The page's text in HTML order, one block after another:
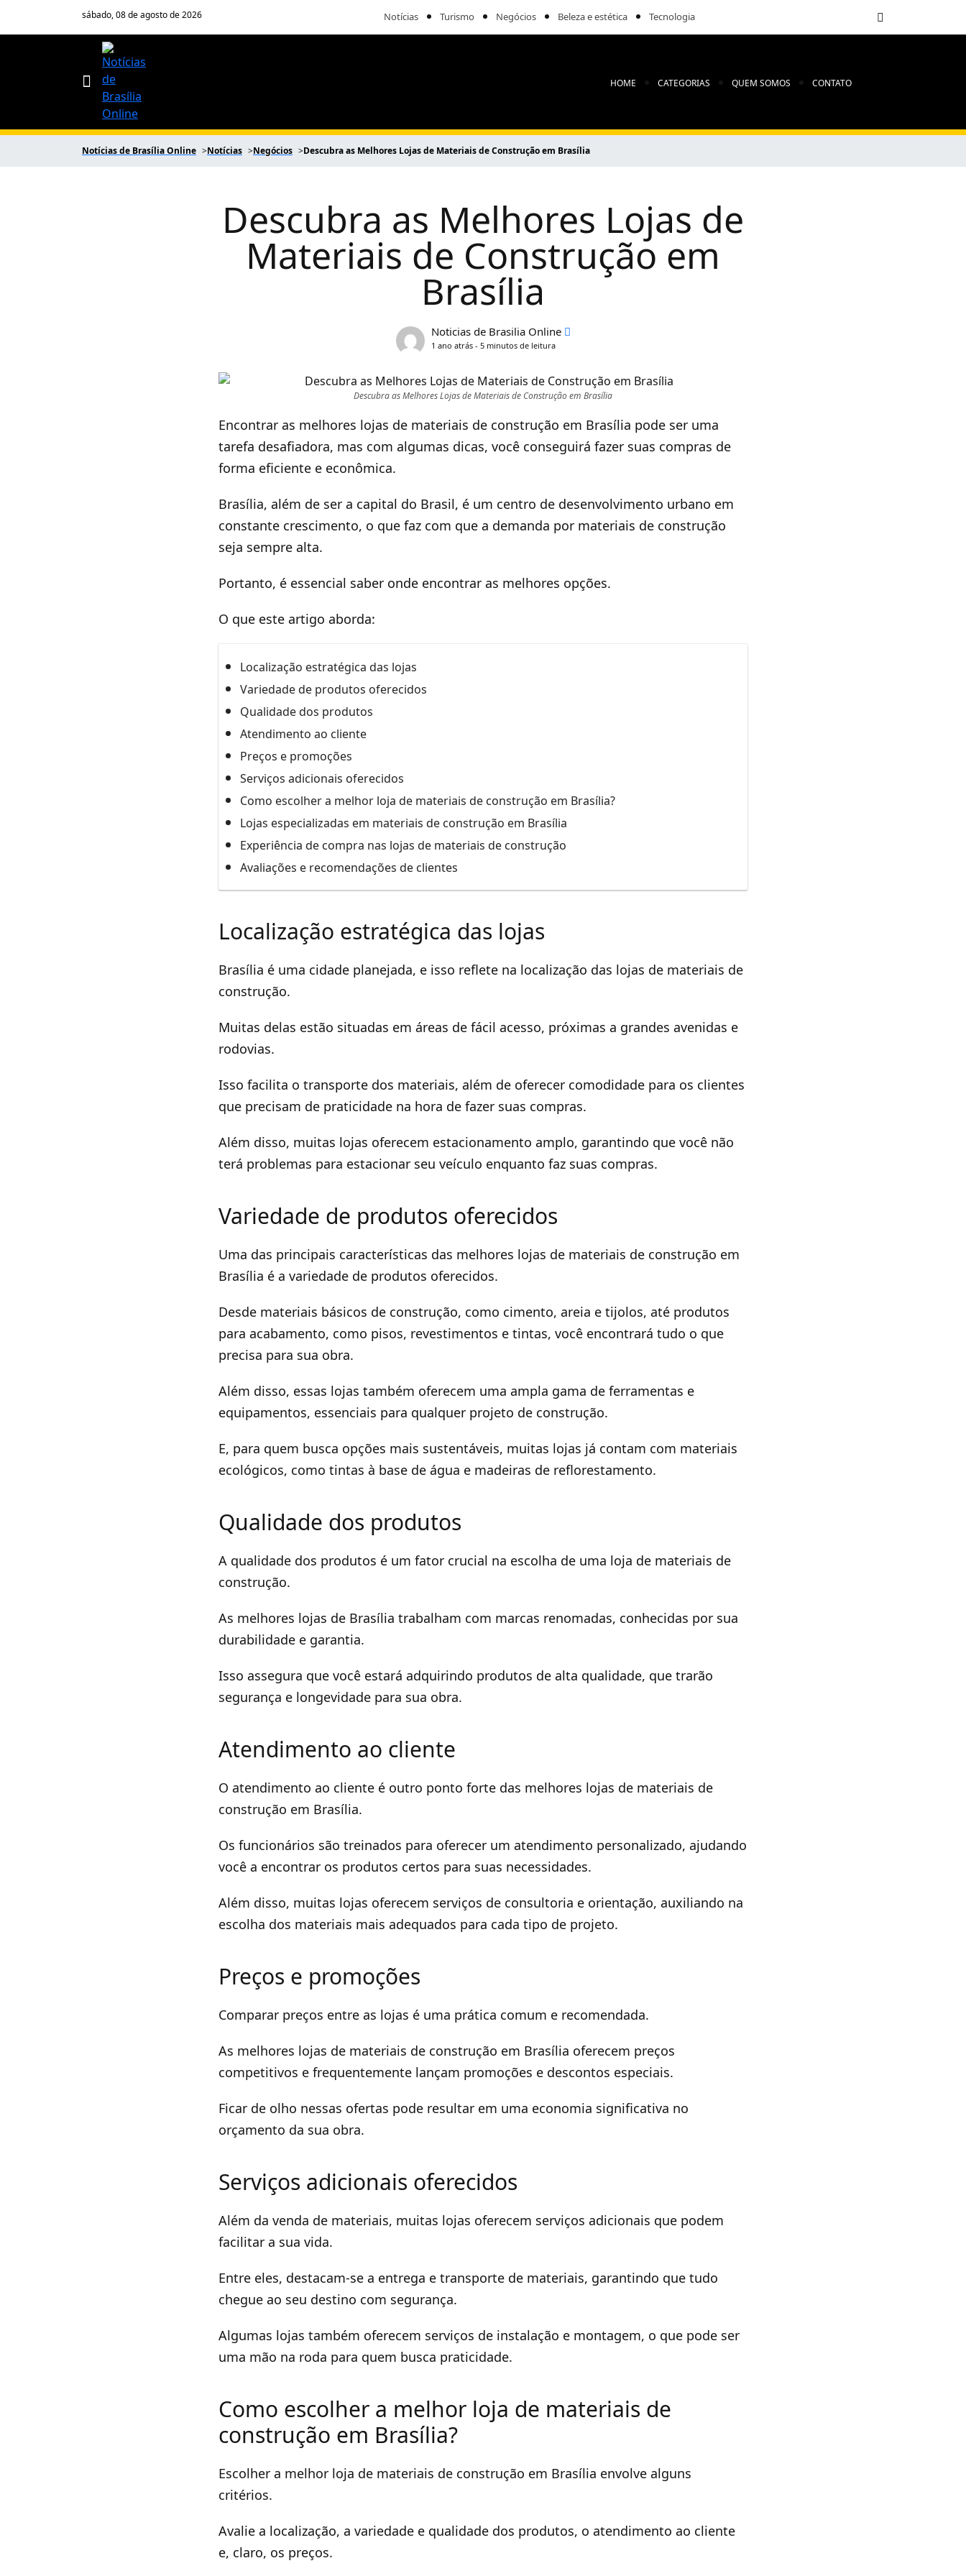
sábado, 08 de agosto de 2026 Notícias Turismo Negócios Beleza e estética Tecnologia
HOME CATEGORIAS QUEM SOMOS CONTATO
Notícias de Brasília Online Notícias Negócios Descubra as Melhores Lojas de Materiais de Construção em Brasília
Descubra as Melhores Lojas de
Materiais de Construção em
Brasília
Noticias de Brasilia Online
1 ano atrás - 5 minutos de leitura
Descubra as Melhores Lojas de Materiais de Construção em Brasília
Encontrar as melhores lojas de materiais de construção em Brasília pode ser uma
tarefa desafiadora, mas com algumas dicas, você conseguirá fazer suas compras de
forma eficiente e econômica.
Brasília, além de ser a capital do Brasil, é um centro de desenvolvimento urbano em
constante crescimento, o que faz com que a demanda por materiais de construção
seja sempre alta.
Portanto, é essencial saber onde encontrar as melhores opções.
O que este artigo aborda:
Localização estratégica das lojas
Variedade de produtos oferecidos
Qualidade dos produtos
Atendimento ao cliente
Preços e promoções
Serviços adicionais oferecidos
Como escolher a melhor loja de materiais de construção em Brasília?
Lojas especializadas em materiais de construção em Brasília
Experiência de compra nas lojas de materiais de construção
Avaliações e recomendações de clientes
Localização estratégica das lojas
Brasília é uma cidade planejada, e isso reflete na localização das lojas de materiais de
construção.
Muitas delas estão situadas em áreas de fácil acesso, próximas a grandes avenidas e
rodovias.
Isso facilita o transporte dos materiais, além de oferecer comodidade para os clientes
que precisam de praticidade na hora de fazer suas compras.
Além disso, muitas lojas oferecem estacionamento amplo, garantindo que você não
terá problemas para estacionar seu veículo enquanto faz suas compras.
Variedade de produtos oferecidos
Uma das principais características das melhores lojas de materiais de construção em
Brasília é a variedade de produtos oferecidos.
Desde materiais básicos de construção, como cimento, areia e tijolos, até produtos
para acabamento, como pisos, revestimentos e tintas, você encontrará tudo o que
precisa para sua obra.
Além disso, essas lojas também oferecem uma ampla gama de ferramentas e
equipamentos, essenciais para qualquer projeto de construção.
E, para quem busca opções mais sustentáveis, muitas lojas já contam com materiais
ecológicos, como tintas à base de água e madeiras de reflorestamento.
Qualidade dos produtos
A qualidade dos produtos é um fator crucial na escolha de uma loja de materiais de
construção.
As melhores lojas de Brasília trabalham com marcas renomadas, conhecidas por sua
durabilidade e garantia.
Isso assegura que você estará adquirindo produtos de alta qualidade, que trarão
segurança e longevidade para sua obra.
Atendimento ao cliente
O atendimento ao cliente é outro ponto forte das melhores lojas de materiais de
construção em Brasília.
Os funcionários são treinados para oferecer um atendimento personalizado, ajudando
você a encontrar os produtos certos para suas necessidades.
Além disso, muitas lojas oferecem serviços de consultoria e orientação, auxiliando na
escolha dos materiais mais adequados para cada tipo de projeto.
Preços e promoções
Comparar preços entre as lojas é uma prática comum e recomendada.
As melhores lojas de materiais de construção em Brasília oferecem preços
competitivos e frequentemente lançam promoções e descontos especiais.
Ficar de olho nessas ofertas pode resultar em uma economia significativa no
orçamento da sua obra.
Serviços adicionais oferecidos
Além da venda de materiais, muitas lojas oferecem serviços adicionais que podem
facilitar a sua vida.
Entre eles, destacam-se a entrega e transporte de materiais, garantindo que tudo
chegue ao seu destino com segurança.
Algumas lojas também oferecem serviços de instalação e montagem, o que pode ser
uma mão na roda para quem busca praticidade.
Como escolher a melhor loja de materiais de
construção em Brasília?
Escolher a melhor loja de materiais de construção em Brasília envolve alguns
critérios.
Avalie a localização, a variedade e qualidade dos produtos, o atendimento ao cliente
e, claro, os preços.